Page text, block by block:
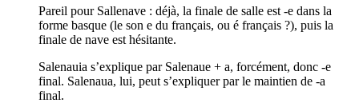
Pareil pour Sallenave : déjà, la finale de salle est -e dans la
forme basque (le son e du français, ou é français ?), puis la
finale de nave est hésitante.
Salenauia s’explique par Salenaue + a, forcément, donc -e
final. Salenaua, lui, peut s’expliquer par le maintien de -a
final.